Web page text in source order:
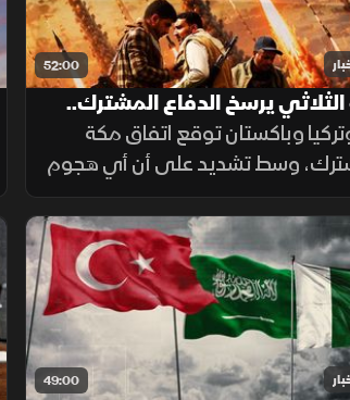
52:00
يرسخ الدفاع المشترك..
ضد الحوثيين
وباكستان توقع اتفاق مكة
وسط تشديد على أن أي هجوم
الثلاث يستهدف الجميع.
تحركات بشأن "هرمز". وتصعيد ضد
أميركية بشأن إيران.
49:00